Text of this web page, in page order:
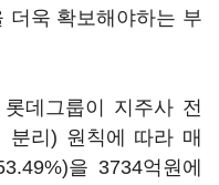
더욱 확보해야하는 부
데그룹이 지주사 전
분리) 원칙에 따라 매
을 3734억원에